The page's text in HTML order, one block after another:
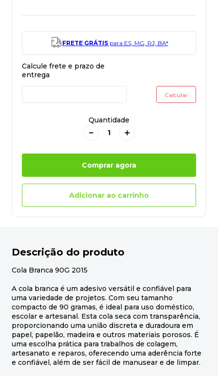
FRETE GRÁTISpara ES, MG, RJ, BA*
Quantidade
＋
－
Comprar agora
Adicionar ao carrinho
Descrição do produto
Cola Branca 90G 2015
A cola branca é um adesivo versátil e confiável para
uma variedade de projetos. Com seu tamanho
compacto de 90 gramas, é ideal para uso doméstico,
escolar e artesanal. Esta cola seca com transparência,
proporcionando uma união discreta e duradoura em
papel, papelão, madeira e outros materiais porosos. É
uma escolha prática para trabalhos de colagem,
artesanato e reparos, oferecendo uma aderência forte
e confiável, além de ser fácil de manusear e de limpar.